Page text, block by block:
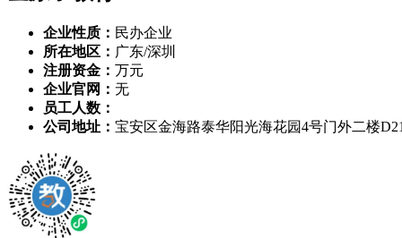
企业性质： 民办企业
所在地区： 广东/深圳
注册资金： 万元
企业官网： 无
员工人数：
公司地址： 宝安区金海路泰华阳光海花园4号门外二楼